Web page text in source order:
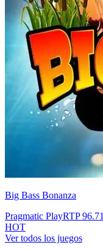
Big Bass Bonanza
Pragmatic PlayRTP96.71
HOT
Ver todos los juegos